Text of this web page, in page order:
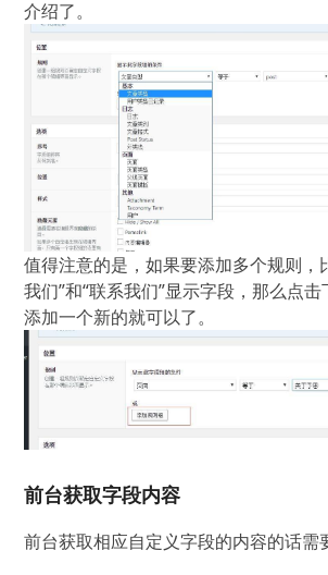
介绍了。
值得注意的是，如果要添加多个规则，
我们”和“联系我们”显示字段，那么点
添加一个新的就可以了。
前台获取字段内容
前台获取相应自定义字段的内容的话需